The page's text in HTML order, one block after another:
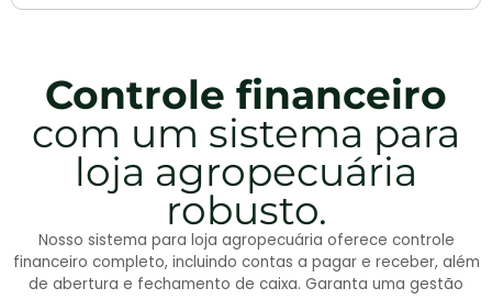
Controle financeiro
com um sistema para
loja agropecuária
robusto.
Nosso sistema para loja agropecuária oferece controle
financeiro completo, incluindo contas a pagar e receber, além
de abertura e fechamento de caixa. Garanta uma gestão